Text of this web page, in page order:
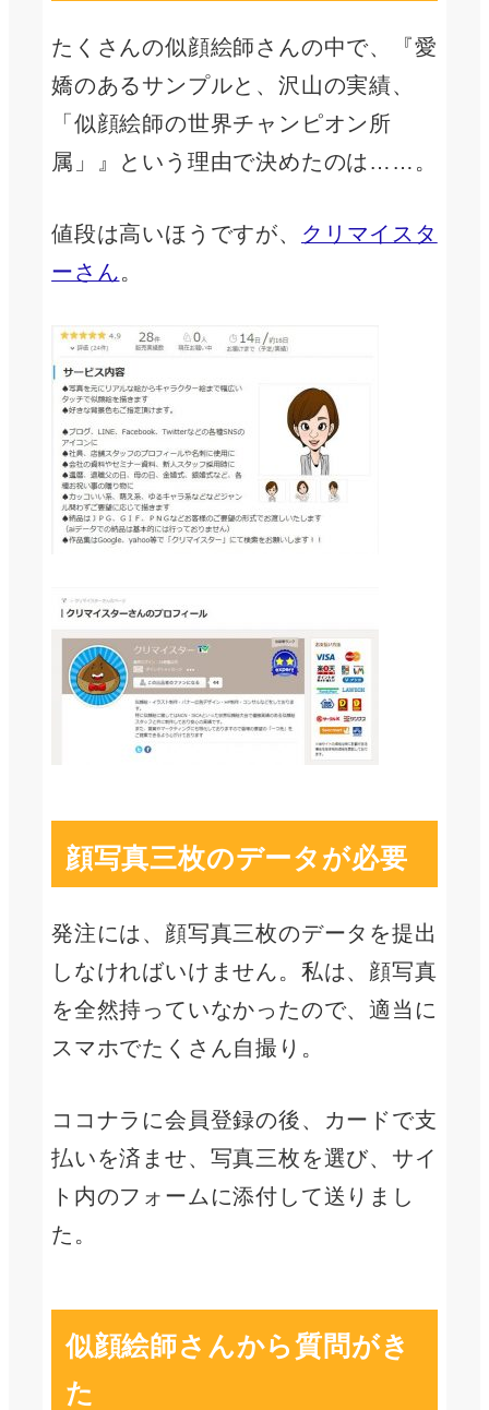
たくさんの似顔絵師さんの中で、『愛
嬌のあるサンプルと、沢山の実績、
「似顔絵師の世界チャンピオン所
属」』という理由で決めたのは……。
値段は高いほうですが、 クリマイスタ
ーさん。
顔写真三枚のデータが必要
発注には、顔写真三枚のデータを提出
しなければいけません。私は、顔写真
を全然持っていなかったので、適当に
スマホでたくさん自撮り。
ココナラに会員登録の後、カードで支
払いを済ませ、写真三枚を選び、サイ
ト内のフォームに添付して送りまし
た。
似顔絵師さんから質問がき
た